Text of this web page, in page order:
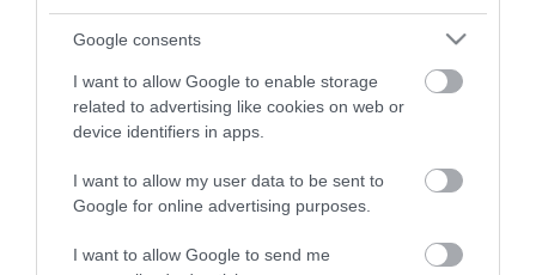
Google consents
I want to allow Google to enable storage
related to advertising like cookies on web or
device identifiers in apps.
I want to allow my user data to be sent to
Google for online advertising purposes.
I want to allow Google to send me
Περιγραφή
Χαρακτηριστικά
Με Ενδιαφέρει